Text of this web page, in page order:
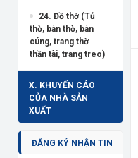
24. Đồ thờ (Tủ
thờ, bàn thờ, bàn
cúng, trang thờ
thần tài, trang treo)
X. KHUYẾN CÁO
CỦA NHÀ SẢN
XUẤT
ĐĂNG KÝ NHẬN TIN